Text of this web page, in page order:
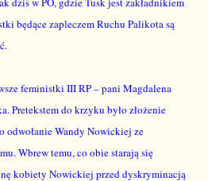
będące zapleczem Ruchu Palikota są
feministki III RP – pani Magdalena
Pretekstem do krzyku było złożenie
odwołanie Wandy Nowickiej ze
Wbrew temu, co obie starają się
kobiety Nowickiej przed dyskryminacją